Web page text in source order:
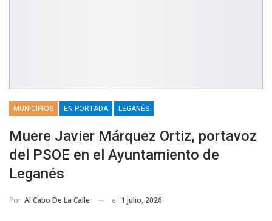
MUNICIPIOS EN PORTADA LEGANÉS
Muere Javier Márquez Ortiz, portavoz
del PSOE en el Ayuntamiento de
Leganés
Por Al Cabo De La Calle el 1 julio, 2026